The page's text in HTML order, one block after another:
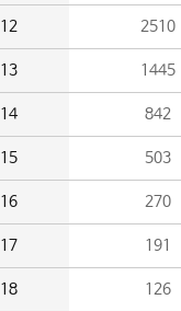
12 2510
13 1445
14 842
15 503
16 270
17 191
18 126